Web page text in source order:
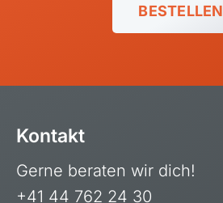
BESTELLEN
Kontakt
Gerne beraten wir dich!
+41 44 762 24 30